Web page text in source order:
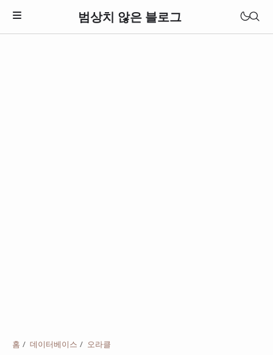
범상치 않은 블로그
홈 데이터베이스 오라클